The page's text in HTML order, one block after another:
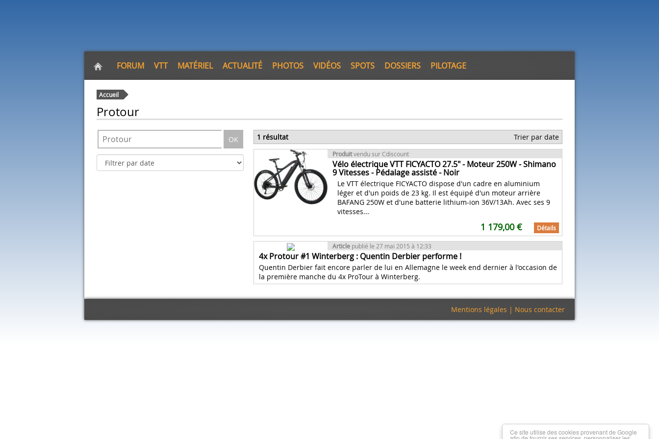
FORUM VTT MATÉRIEL ACTUALITÉ PHOTOS VIDÉOS SPOTS DOSSIERS PILOTAGE
Accueil
Protour
OK 1 résultat Trier par date
Produitvendu sur Cdiscount
Vélo électrique VTT FICYACTO 27.5" - Moteur 250W - Shimano
9 Vitesses - Pédalage assisté - Noir
Le VTT électrique FICYACTO dispose d'un cadre en aluminium
léger et d'un poids de 23 kg. Il est équipé d'un moteur arrière
BAFANG 250W et d'une batterie lithium-ion 36V/13Ah. Avec ses 9
vitesses...
1 179,00 € Détails
Article publié le 27 mai 2015 à 12:33
4x Protour #1 Winterberg : Quentin Derbier performe !
Quentin Derbier fait encore parler de lui en Allemagne le week end dernier à l'occasion de
la première manche du 4x ProTour à Winterberg.
Mentions légales | Nous contacter
Ce site utilise des cookies provenant de Google